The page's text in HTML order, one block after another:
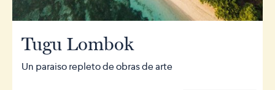
Tugu Lombok
Un paraiso repleto de obras de arte